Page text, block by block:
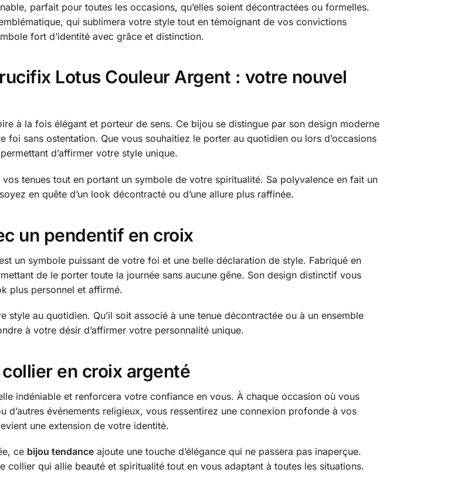
parfait pour toutes les occasions, qu’elles soient décontractées ou formelles.
qui sublimera votre style tout en témoignant de vos convictions
fort d’identité avec grâce et distinction.
Lotus Couleur Argent : votre nouvel
à la fois élégant et porteur de sens. Ce bijou se distingue par son design moderne
sans ostentation. Que vous souhaitiez le porter au quotidien ou lors d’occasions
d’affirmer votre style unique.
tenues tout en portant un symbole de votre spiritualité. Sa polyvalence en fait un
en quête d’un look décontracté ou d’une allure plus raffinée.
un pendentif en croix
un symbole puissant de votre foi et une belle déclaration de style. Fabriqué en
de le porter toute la journée sans aucune gêne. Son design distinctif vous
plus personnel et affirmé.
style au quotidien. Qu’il soit associé à une tenue décontractée ou à un ensemble
à votre désir d’affirmer votre personnalité unique.
en croix argenté
indéniable et renforcera votre confiance en vous. À chaque occasion où vous
d’autres événements religieux, vous ressentirez une connexion profonde à vos
une extension de votre identité.
ce bijou tendanceajoute une touche d’élégance qui ne passera pas inaperçue.
collier qui allie beauté et spiritualité tout en vous adaptant à toutes les situations.